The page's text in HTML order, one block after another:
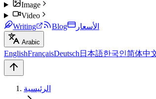
Image
Video
Writing
Blog الأسعار
Arabic
EnglishFrançaisDeutsch 日本語한국인简体中
الرئيسية